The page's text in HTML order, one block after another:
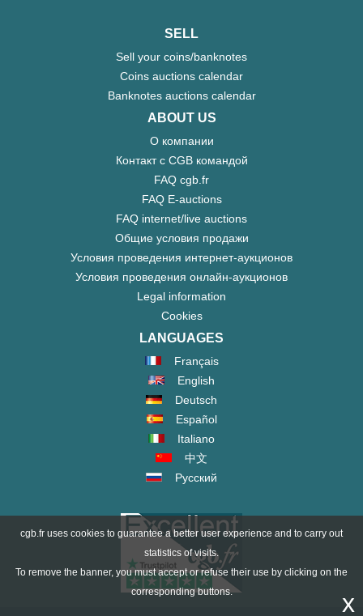
SELL
Sell your coins/banknotes
Coins auctions calendar
Banknotes auctions calendar
ABOUT US
О компании
Контакт с CGB командой
FAQ cgb.fr
FAQ E-auctions
FAQ internet/live auctions
Общие условия продажи
Условия проведения интернет-аукционов
Условия проведения онлайн-аукционов
Legal information
Cookies
LANGUAGES
Français
English
Deutsch
Español
Italiano
中文
Русский
cgb.fr uses cookies to guarantee a better user experience and to carry out
statistics of visits.
To remove the banner, you must accept or refuse their use by clicking on the
corresponding buttons.
x